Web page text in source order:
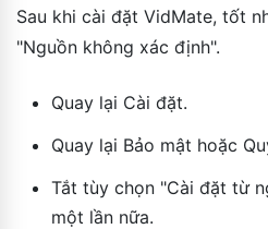
Sau khi cài đặt VidMate, tốt
"Nguồn không xác định".
Quay lại Cài đặt.
Quay lại Bảo mật hoặc
Tắt tùy chọn "Cài đặt từ
một lần nữa.